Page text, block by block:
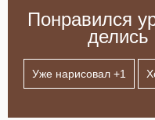
Понравился
делись
Уже нарисовал +1